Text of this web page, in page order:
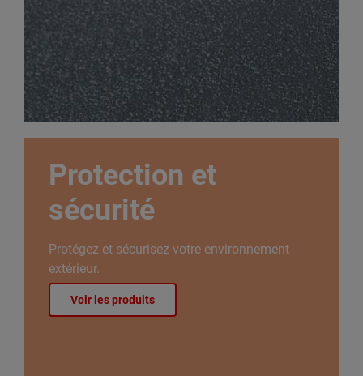
Protection et
sécurité
Protégez et sécurisez votre environnement
extérieur.
Voir les produits